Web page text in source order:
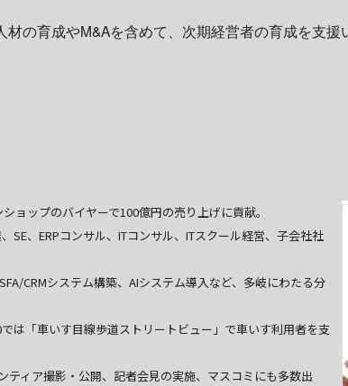
の育成やM&Aを含めて、次期経営者の育成を支援
ョップのバイヤーで100億円の売り上げに貢献。
、ERPコンサル、ITコンサル、ITスクール経営、子会社社
CRMシステム構築、AIシステム導入など、多岐にわたる分
は「車いす目線歩道ストリートビュー」で車いす利用者を支
ィア撮影・公開、記者会見の実施、マスコミにも多数出